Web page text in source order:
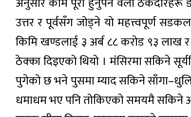
उत्तर र पूर्वसँग जोड्ने यो महत्त्वपूर्ण
किमि खण्डलाई ३ अर्ब ८८ करोड ९३
ठेक्का दिइएको थियो । मंसिरमा सकिने
पुगेको छ भने पुसमा म्याद सकिने
धमाधम भए पनि तोकिएको समयमै सकिने